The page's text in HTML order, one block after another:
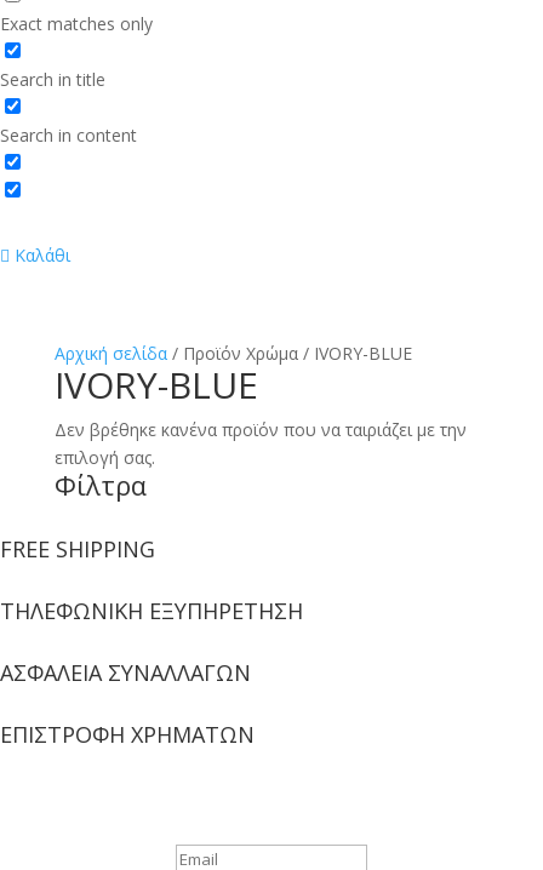
Exact matches only
Search in title
Search in content
Καλάθι
Αρχική σελίδα/ Προϊόν Χρώμα / IVORY-BLUE
IVORY-BLUE
Δεν βρέθηκε κανένα προϊόν που να ταιριάζει με την
επιλογή σας.
Φίλτρα
FREE SHIPPING
ΤΗΛΕΦΩΝΙΚΗ ΕΞΥΠΗΡΕΤΗΣΗ
ΑΣΦΑΛΕΙΑ ΣΥΝΑΛΛΑΓΩΝ
ΕΠΙΣΤΡΟΦΗ ΧΡΗΜΑΤΩΝ